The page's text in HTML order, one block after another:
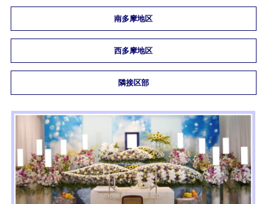
南多摩地区
西多摩地区
隣接区部